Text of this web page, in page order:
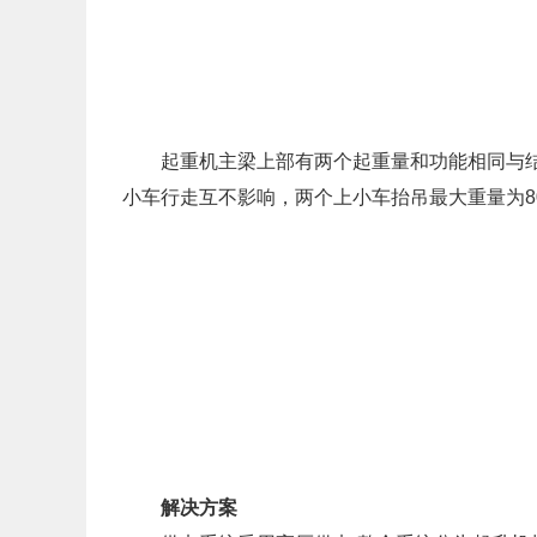
起重机主梁上部有两个起重量和功能相同与结
小车行走互不影响，两个上小车抬吊最大重量
解决方案